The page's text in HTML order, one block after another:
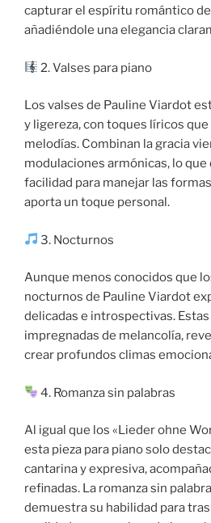
capturar el espíritu romántico de
añadiéndole una elegancia
2. Valses para piano
Los valses de Pauline Viardot
y ligereza, con toques líricos
melodías. Combinan la gracia
modulaciones armónicas, lo
facilidad para manejar las
aporta un toque personal.
3. Nocturnos
Aunque menos conocidos que
nocturnos de Pauline Viardot
delicadas e introspectivas.
impregnadas de melancolía,
crear profundos climas
4. Romanza sin palabras
Al igual que los «Lieder ohne
esta pieza para piano solo
cantarina y expresiva,
refinadas. La romanza sin
demuestra su habilidad para